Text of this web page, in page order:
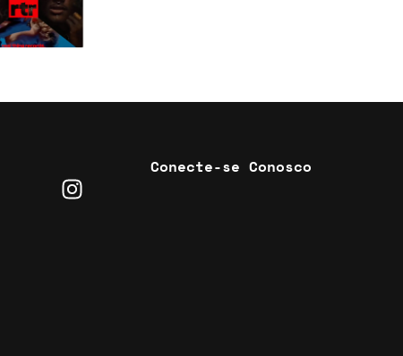
Conecte-se Conosco